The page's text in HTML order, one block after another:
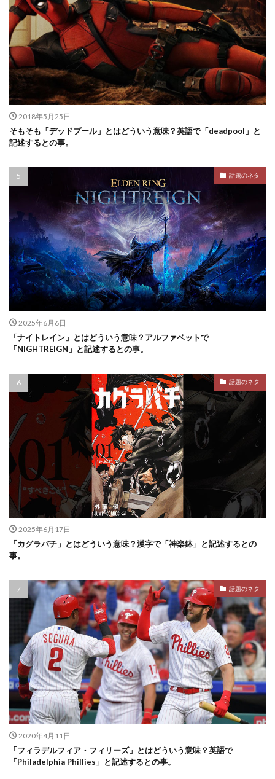
2018年5月25日
そもそも「デッドプール」とはどういう意味？英語で「deadpool」と
記述するとの事。
話題のネタ
2025年6月6日
「ナイトレイン」とはどういう意味？アルファベットで
「NIGHTREIGN」と記述するとの事。
話題のネタ
2025年6月17日
「カグラバチ」とはどういう意味？漢字で「神楽鉢」と記述するとの
事。
話題のネタ
2020年4月11日
「フィラデルフィア・フィリーズ」とはどういう意味？英語で
「Philadelphia Phillies」と記述するとの事。